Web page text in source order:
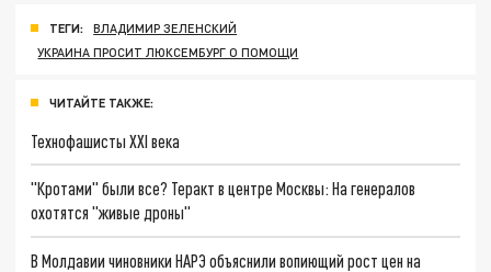
ТЕГИ:
ВЛАДИМИР ЗЕЛЕНСКИЙ
УКРАИНА ПРОСИТ ЛЮКСЕМБУРГ О ПОМОЩИ
ЧИТАЙТЕ ТАКЖЕ:
Технофашисты XXI века
"Кротами" были все? Теракт в центре Москвы: На генералов
охотятся "живые дроны"
В Молдавии чиновники НАРЭ объяснили вопиющий рост цен на